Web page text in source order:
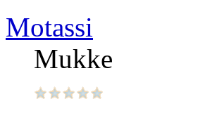
Motassi
Mukke